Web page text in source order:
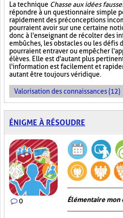
La technique Chasse aux idées
répondre à un questionnaire simple
rapidement des préconceptions
pourraient avoir sur une certaine
donc à l'enseignant de récolter des
embûches, les obstacles ou les défis
pourraient entraver ou empêcher
élèves. Elle est d'autant plus
l'information est facilement et
autant être toujours véridique.
Valorisation des connaissances (12)
ÉNIGME À RÉSOUDRE
0 Élémentaire mon